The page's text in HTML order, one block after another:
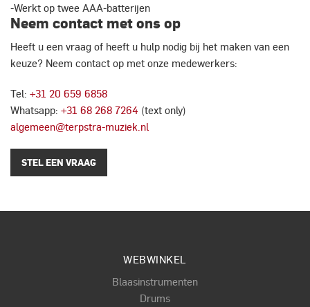
-Werkt op twee AAA-batterijen
Neem contact met ons op
Heeft u een vraag of heeft u hulp nodig bij het maken van een
keuze? Neem contact op met onze medewerkers:
Tel: +31 20 659 6858
Whatsapp: +31 68 268 7264 (text only)
algemeen@terpstra-muziek.nl
STEL EEN VRAAG
WEBWINKEL
Blaasinstrumenten
Drums